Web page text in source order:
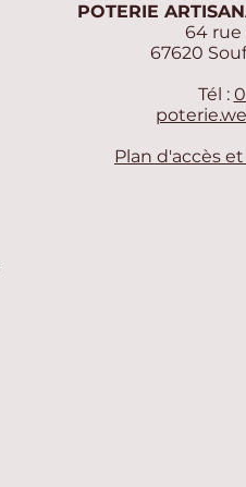
POTERIE
64 rue
67620
Tél :
Plan d'accès